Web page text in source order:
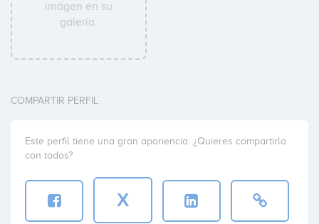
imágen en su
galería.
COMPARTIR PERFIL
Este perfil tiene una gran apariencia. ¿Quieres compartirlo
con todos?
X